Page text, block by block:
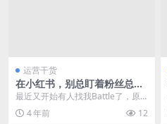
运营干货
在小红书，别总盯着粉丝总量
看
最近又开始有人找我Battle了，原
因是他觉的在小红书里内容不太重
要，这个内容不...
4 年前 12